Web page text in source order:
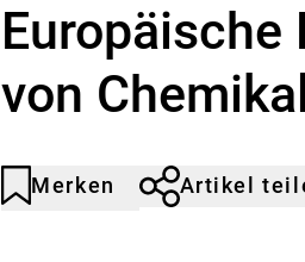
von
Merken
Artikel
Durch
Artikel